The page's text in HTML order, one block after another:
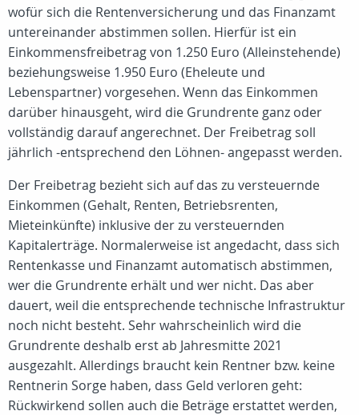
wofür sich die Rentenversicherung und das Finanzamt
untereinander abstimmen sollen. Hierfür ist ein
Einkommensfreibetrag von 1.250 Euro (Alleinstehende)
beziehungsweise 1.950 Euro (Eheleute und
Lebenspartner) vorgesehen. Wenn das Einkommen
darüber hinausgeht, wird die Grundrente ganz oder
vollständig darauf angerechnet. Der Freibetrag soll
jährlich -entsprechend den Löhnen- angepasst werden.
Der Freibetrag bezieht sich auf das zu versteuernde
Einkommen (Gehalt, Renten, Betriebsrenten,
Mieteinkünfte) inklusive der zu versteuernden
Kapitalerträge. Normalerweise ist angedacht, dass sich
Rentenkasse und Finanzamt automatisch abstimmen,
wer die Grundrente erhält und wer nicht. Das aber
dauert, weil die entsprechende technische Infrastruktur
noch nicht besteht. Sehr wahrscheinlich wird die
Grundrente deshalb erst ab Jahresmitte 2021
ausgezahlt. Allerdings braucht kein Rentner bzw. keine
Rentnerin Sorge haben, dass Geld verloren geht:
Rückwirkend sollen auch die Beträge erstattet werden,